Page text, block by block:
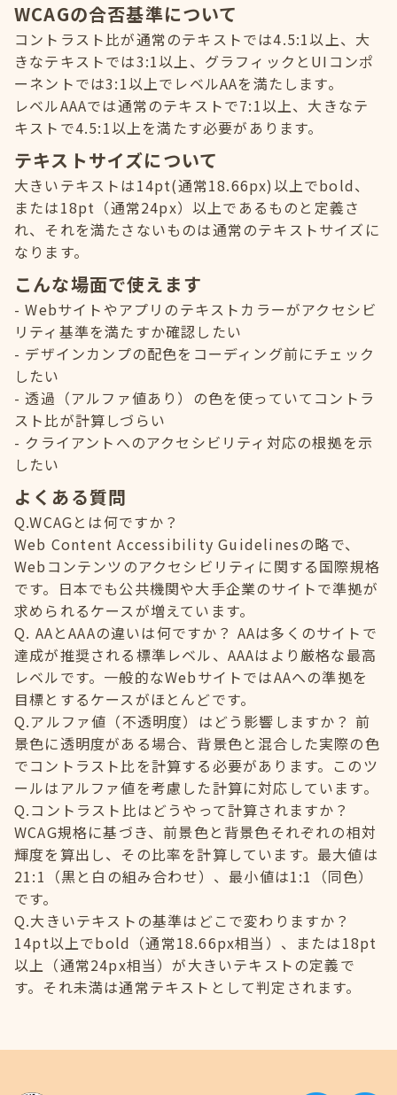
WCAGの合否基準について
コントラスト比が通常のテキストでは4.5:1以上、大
きなテキストでは3:1以上、グラフィックとUIコンポ
ーネントでは3:1以上でレベルAAを満たします。
レベルAAAでは通常のテキストで7:1以上、大きなテ
キストで4.5:1以上を満たす必要があります。
テキストサイズについて
大きいテキストは14pt(通常18.66px)以上でbold、
または18pt（通常24px）以上であるものと定義さ
れ、それを満たさないものは通常のテキストサイズに
なります。
こんな場面で使えます
Webサイトやアプリのテキストカラーがアクセシビ
リティ基準を満たすか確認したい
デザインカンプの配色をコーディング前にチェック
したい
透過（アルファ値あり）の色を使っていてコントラ
スト比が計算しづらい
クライアントへのアクセシビリティ対応の根拠を示
したい
よくある質問
Q.WCAGとは何ですか？
Web Content Accessibility Guidelinesの略で、
Webコンテンツのアクセシビリティに関する国際規格
です。日本でも公共機関や大手企業のサイトで準拠が
求められるケースが増えています。
Q. AAとAAAの違いは何ですか？ AAは多くのサイトで
達成が推奨される標準レベル、AAAはより厳格な最高
レベルです。一般的なWebサイトではAAへの準拠を
目標とするケースがほとんどです。
Q.アルファ値（不透明度）はどう影響しますか？ 前
景色に透明度がある場合、背景色と混合した実際の色
でコントラスト比を計算する必要があります。このツ
ールはアルファ値を考慮した計算に対応しています。
Q.コントラスト比はどうやって計算されますか？
WCAG規格に基づき、前景色と背景色それぞれの相対
輝度を算出し、その比率を計算しています。最大値は
21:1（黒と白の組み合わせ）、最小値は1:1（同色）
です。
Q.大きいテキストの基準はどこで変わりますか？
14pt以上でbold（通常18.66px相当）、または18pt
以上（通常24px相当）が大きいテキストの定義で
す。それ未満は通常テキストとして判定されます。